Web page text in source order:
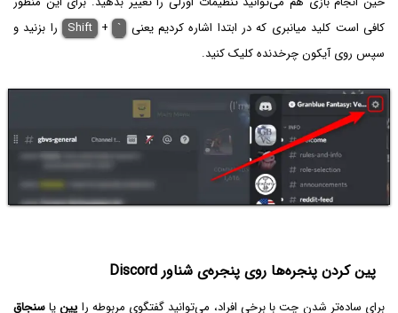
کافی است کلید میانبری که در ابتدا اشاره کردیم یعنی
Shift + `
را بزنید و
سپس روی آیکون چرخدنده کلیک کنید.
پین کردن پنجره‌ها روی پنجره‌ی شناور Discord
برای ساده‌تر شدن چت با برخی افراد، می‌توانید گفتگوی مربوطه را پینیاسنجاق